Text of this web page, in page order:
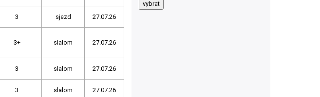
3 sjezd 27.07.26
3+ slalom 27.07.26
3 slalom 27.07.26
3 slalom 27.07.26